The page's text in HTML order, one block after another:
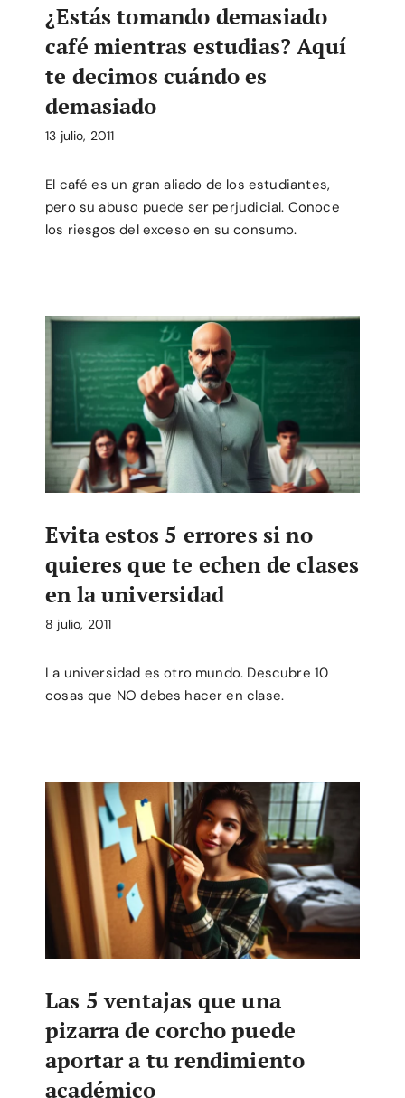
¿Estás tomando demasiado
café mientras estudias? Aquí
te decimos cuándo es
demasiado
13 julio, 2011
El café es un gran aliado de los estudiantes,
pero su abuso puede ser perjudicial. Conoce
los riesgos del exceso en su consumo.
Evita estos 5 errores si no
quieres que te echen de clases
en la universidad
8 julio, 2011
La universidad es otro mundo. Descubre 10
cosas que NO debes hacer en clase.
Las 5 ventajas que una
pizarra de corcho puede
aportar a tu rendimiento
académico